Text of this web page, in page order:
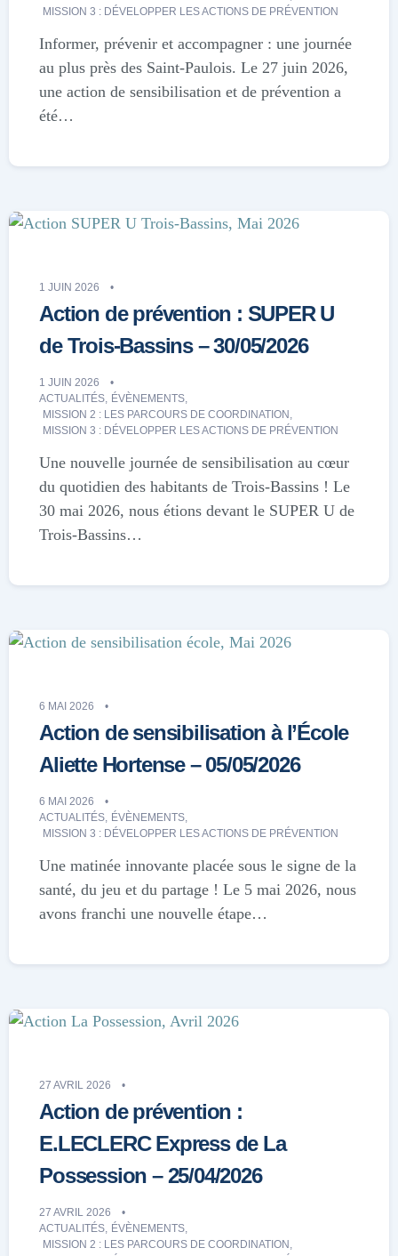
MISSION 3 : DÉVELOPPER LES ACTIONS DE PRÉVENTION
Informer, prévenir et accompagner : une journée
au plus près des Saint-Paulois. Le 27 juin 2026,
une action de sensibilisation et de prévention a
été…
1 JUIN 2026
Action de prévention : SUPER U
de Trois-Bassins – 30/05/2026
1 JUIN 2026
ACTUALITÉS ÉVÈNEMENTS
MISSION 2 : LES PARCOURS DE COORDINATION
MISSION 3 : DÉVELOPPER LES ACTIONS DE PRÉVENTION
Une nouvelle journée de sensibilisation au cœur
du quotidien des habitants de Trois-Bassins ! Le
30 mai 2026, nous étions devant le SUPER U de
Trois-Bassins…
6 MAI 2026
Action de sensibilisation à l’École
Aliette Hortense – 05/05/2026
6 MAI 2026
ACTUALITÉS ÉVÈNEMENTS
MISSION 3 : DÉVELOPPER LES ACTIONS DE PRÉVENTION
Une matinée innovante placée sous le signe de la
santé, du jeu et du partage ! Le 5 mai 2026, nous
avons franchi une nouvelle étape…
27 AVRIL 2026
Action de prévention :
E.LECLERC Express de La
Possession – 25/04/2026
27 AVRIL 2026
ACTUALITÉS ÉVÈNEMENTS
MISSION 2 : LES PARCOURS DE COORDINATION